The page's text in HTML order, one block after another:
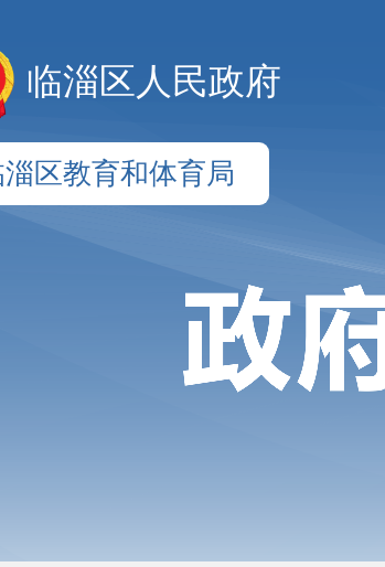
临淄区人民政府
淄区教育和体育局